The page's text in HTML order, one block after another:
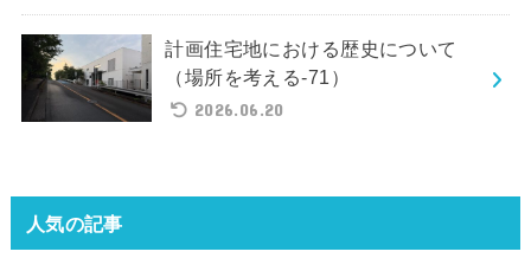
計画住宅地における歴史について
（場所を考える-71）
2026.06.20
人気の記事